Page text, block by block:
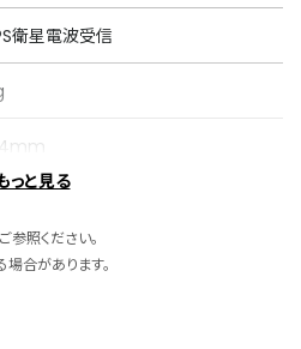
衛星電波受信
パーチタニウム
っと見る
参照ください。
合があります。